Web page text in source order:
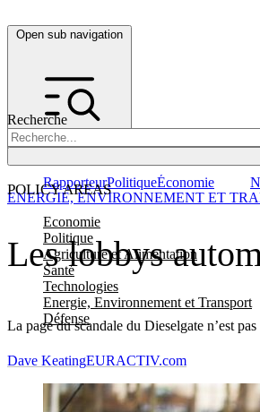
Open sub navigation
Recherche
POLICY AREAS
Economie
Politique
Agriculture et Alimentation
Santé
Technologies
Energie, Environnement et Transport
Défense
RapporteurPolitiqueÉconomie
Les lobbys
La page du scandale du Dieselgate n’est
ENERGIE, ENVIRONNEMENT ET
Dave KeatingEURACTIV.com